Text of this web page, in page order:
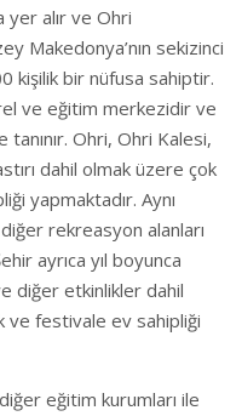
yer alır ve Ohri
Makedonya’nın sekizinci
kişilik bir nüfusa sahiptir.
ve eğitim merkezidir ve
Ohri, Ohri Kalesi,
dahil olmak üzere çok
yapmaktadır. Aynı
rekreasyon alanları
ayrıca yıl boyunca
diğer etkinlikler dahil
ve festivale ev sahipliği
eğitim kurumları ile